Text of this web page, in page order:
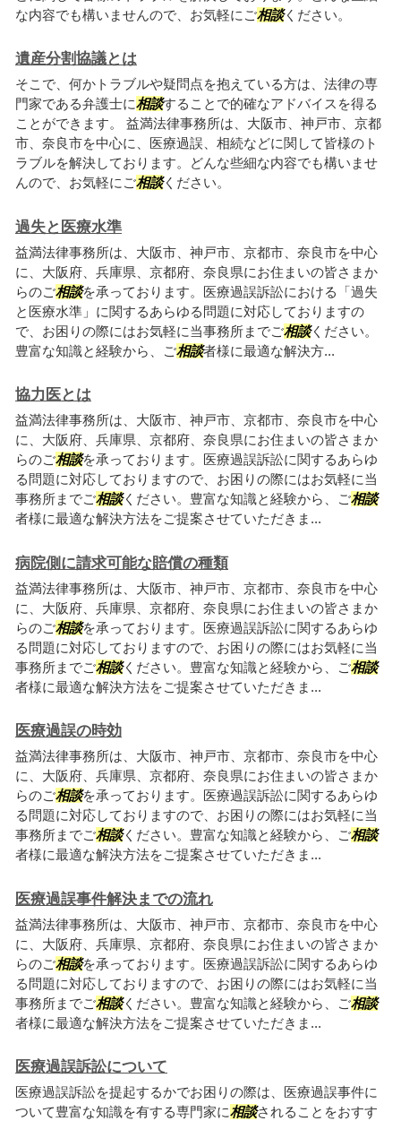
な内容でも構いませんので、お気軽にご相談ください。
遺産分割協議とは
そこで、何かトラブルや疑問点を抱えている方は、法律の専
門家である弁護士に相談することで的確なアドバイスを得る
ことができます。 益満法律事務所は、大阪市、神戸市、京都
市、奈良市を中心に、医療過誤、相続などに関して皆様のト
ラブルを解決しております。どんな些細な内容でも構いませ
んので、お気軽にご相談ください。
過失と医療水準
益満法律事務所は、大阪市、神戸市、京都市、奈良市を中心
に、大阪府、兵庫県、京都府、奈良県にお住まいの皆さまか
らのご相談を承っております。医療過誤訴訟における「過失
と医療水準」に関するあらゆる問題に対応しておりますの
で、お困りの際にはお気軽に当事務所までご相談ください。
豊富な知識と経験から、ご相談者様に最適な解決方...
協力医とは
益満法律事務所は、大阪市、神戸市、京都市、奈良市を中心
に、大阪府、兵庫県、京都府、奈良県にお住まいの皆さまか
らのご相談を承っております。医療過誤訴訟に関するあらゆ
る問題に対応しておりますので、お困りの際にはお気軽に当
事務所までご相談ください。豊富な知識と経験から、ご相談
者様に最適な解決方法をご提案させていただきま...
病院側に請求可能な賠償の種類
益満法律事務所は、大阪市、神戸市、京都市、奈良市を中心
に、大阪府、兵庫県、京都府、奈良県にお住まいの皆さまか
らのご相談を承っております。医療過誤訴訟に関するあらゆ
る問題に対応しておりますので、お困りの際にはお気軽に当
事務所までご相談ください。豊富な知識と経験から、ご相談
者様に最適な解決方法をご提案させていただきま...
医療過誤の時効
益満法律事務所は、大阪市、神戸市、京都市、奈良市を中心
に、大阪府、兵庫県、京都府、奈良県にお住まいの皆さまか
らのご相談を承っております。医療過誤訴訟に関するあらゆ
る問題に対応しておりますので、お困りの際にはお気軽に当
事務所までご相談ください。豊富な知識と経験から、ご相談
者様に最適な解決方法をご提案させていただきま...
医療過誤事件解決までの流れ
益満法律事務所は、大阪市、神戸市、京都市、奈良市を中心
に、大阪府、兵庫県、京都府、奈良県にお住まいの皆さまか
らのご相談を承っております。医療過誤訴訟に関するあらゆ
る問題に対応しておりますので、お困りの際にはお気軽に当
事務所までご相談ください。豊富な知識と経験から、ご相談
者様に最適な解決方法をご提案させていただきま...
医療過誤訴訟について
医療過誤訴訟を提起するかでお困りの際は、医療過誤事件に
ついて豊富な知識を有する専門家に相談されることをおすす